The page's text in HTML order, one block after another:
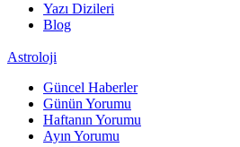
Yazı Dizileri
Blog
Astroloji
Güncel Haberler
Günün Yorumu
Haftanın Yorumu
Ayın Yorumu